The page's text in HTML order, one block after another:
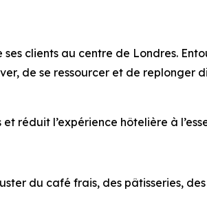
clients au centre de Londres.
de se ressourcer et de replonger
réduit l’expérience hôtelière à
du café frais, des pâtisseries,